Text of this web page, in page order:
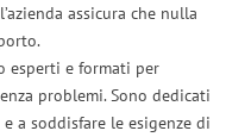
assicura che nulla
esperti e formati per
problemi. Sono dedicati
a soddisfare le esigenze di